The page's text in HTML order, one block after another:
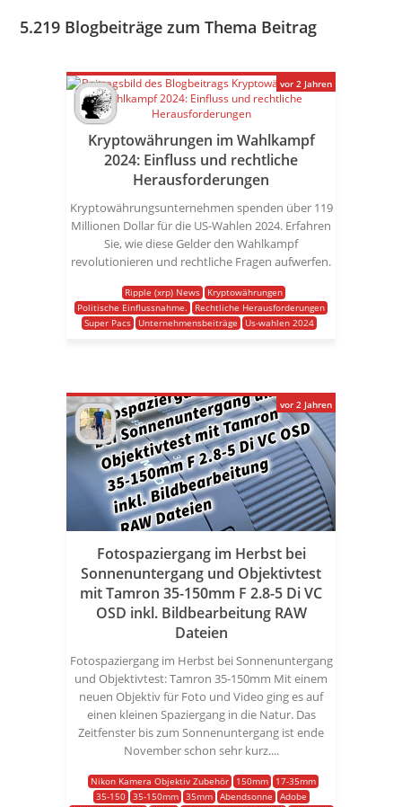
5.219 Blogbeiträge zum Thema Beitrag
Kryptowährungen im Wahlkampf
2024: Einfluss und rechtliche
Herausforderungen
Kryptowährungsunternehmen spenden über 119
Millionen Dollar für die US-Wahlen 2024. Erfahren
Sie, wie diese Gelder den Wahlkampf
revolutionieren und rechtliche Fragen aufwerfen.
Ripple (xrp) News
Kryptowährungen
Politische Einflussnahme.
Rechtliche Herausforderungen
Super Pacs
Unternehmensbeiträge Us-wahlen 2024
vor 2 Jahren
Fotospaziergang im Herbst bei
Sonnenuntergang und Objektivtest
mit Tamron 35-150mm F 2.8-5 Di VC
OSD inkl. Bildbearbeitung RAW
Dateien
Fotospaziergang im Herbst bei Sonnenuntergang
und Objektivtest: Tamron 35-150mm Mit einem
neuen Objektiv für Foto und Video ging es auf
einen kleinen Spaziergang in die Natur. Das
Zeitfenster bis zum Sonnenuntergang ist ende
November schon sehr kurz....
Nikon Kamera Objektiv Zubehör 150mm
17-35mm
35-150
35-150mm 35mm Abendsonne
Adobe
vor 2 Jahren